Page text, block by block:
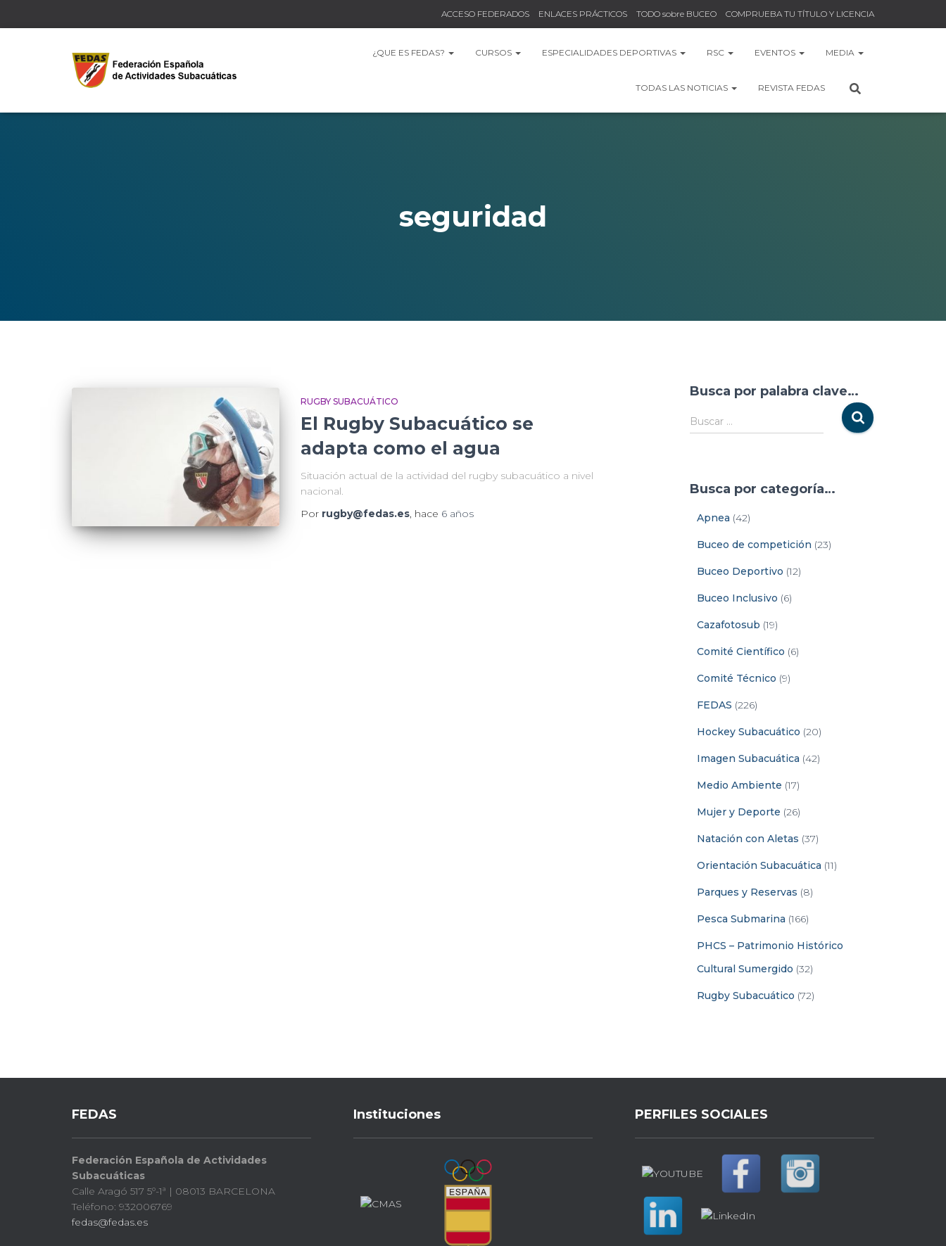
ACCESO FEDERADOS ENLACES PRÁCTICOS TODO sobre BUCEO COMPRUEBA TU TÍTULO Y LICENCIA
¿QUE ES FEDAS? CURSOS ESPECIALIDADES DEPORTIVAS RSC EVENTOS MEDIA
TODAS LAS NOTICIAS REVISTA FEDAS
seguridad
RUGBY SUBACUÁTICO
El Rugby Subacuático se
adapta como el agua
Situación actual de la actividad del rugby subacuático a nivel
nacional.
Por rugby@fedas.es, hace 6 años
Busca por palabra clave…
Buscar …
Busca por categoría…
Apnea (42)
Buceo de competición (23)
Buceo Deportivo (12)
Buceo Inclusivo (6)
Cazafotosub (19)
Comité Científico (6)
Comité Técnico (9)
FEDAS (226)
Hockey Subacuático (20)
Imagen Subacuática (42)
Medio Ambiente (17)
Mujer y Deporte (26)
Natación con Aletas (37)
Orientación Subacuática (11)
Parques y Reservas (8)
Pesca Submarina (166)
PHCS – Patrimonio Histórico
Cultural Sumergido (32)
Rugby Subacuático (72)
FEDAS
Federación Española de Actividades
Subacuáticas
Calle Aragó 517 5º-1ª | 08013 BARCELONA
Teléfono: 932006769
fedas@fedas.es
Instituciones PERFILES SOCIALES